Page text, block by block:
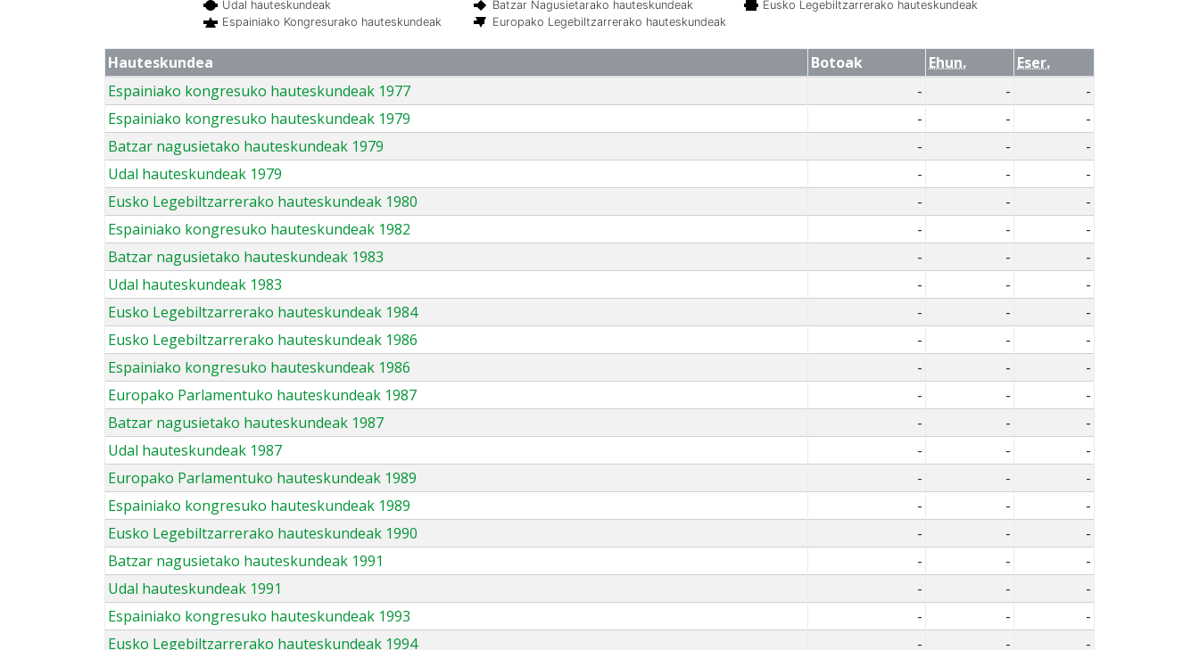
Udal hauteskundeak Batzar Nagusietarako hauteskundeak
Eusko Legebiltzarrerako hauteskundeak
Espainiako Kongresurako hauteskundeak
Europako Legebiltzarrerako hauteskundeak
Hauteskundea Botoak Ehun.
Eser.
Espainiako kongresuko hauteskundeak 1977
- -
-
Espainiako kongresuko hauteskundeak 1979
- -
-
Batzar nagusietako hauteskundeak 1979
- -
-
Udal hauteskundeak 1979
- -
-
Eusko Legebiltzarrerako hauteskundeak 1980
- -
-
Espainiako kongresuko hauteskundeak 1982
- -
-
Batzar nagusietako hauteskundeak 1983
- -
-
Udal hauteskundeak 1983
- -
-
Eusko Legebiltzarrerako hauteskundeak 1984
- -
-
Eusko Legebiltzarrerako hauteskundeak 1986
- -
-
Espainiako kongresuko hauteskundeak 1986
- -
-
Europako Parlamentuko hauteskundeak 1987
- -
-
Batzar nagusietako hauteskundeak 1987
- -
-
Udal hauteskundeak 1987
- -
-
Europako Parlamentuko hauteskundeak 1989
- -
-
Espainiako kongresuko hauteskundeak 1989
- -
-
Eusko Legebiltzarrerako hauteskundeak 1990
- -
-
Batzar nagusietako hauteskundeak 1991
- -
-
Udal hauteskundeak 1991
- -
-
Espainiako kongresuko hauteskundeak 1993
- -
-
Eusko Legebiltzarrerako hauteskundeak 1994
- -
-